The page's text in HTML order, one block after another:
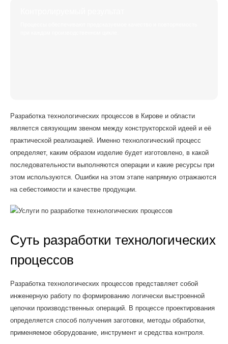
Разработка технологических процессов в Кирове и области
является связующим звеном между конструкторской идеей и её
практической реализацией. Именно технологический процесс
определяет, каким образом изделие будет изготовлено, в какой
последовательности выполняются операции и какие ресурсы при
этом используются. Ошибки на этом этапе напрямую отражаются
на себестоимости и качестве продукции.
Суть разработки технологических
процессов
Разработка технологических процессов представляет собой
инженерную работу по формированию логически выстроенной
цепочки производственных операций. В процессе проектирования
определяется способ получения заготовки, методы обработки,
применяемое оборудование, инструмент и средства контроля.